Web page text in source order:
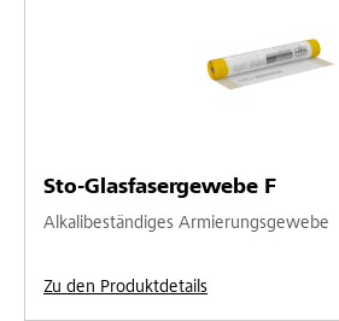
Sto-Glasfasergewebe F
Alkalibeständiges Armierungsgewebe
Zu den Produktdetails